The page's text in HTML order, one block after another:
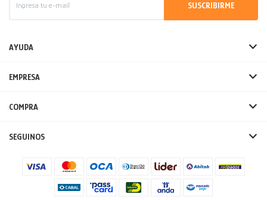
SUSCRIBIRME
AYUDA
EMPRESA
COMPRA
SEGUINOS